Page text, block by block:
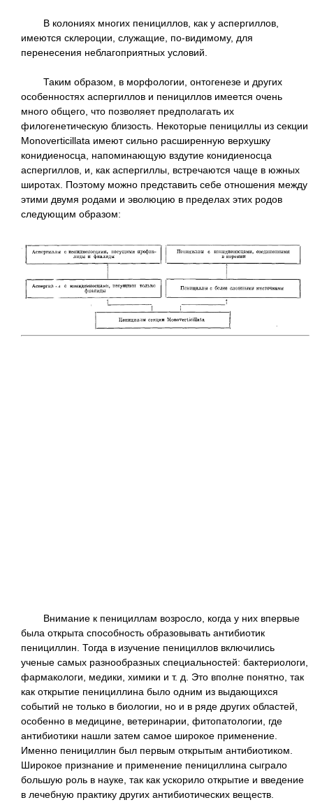
В колониях многих пенициллов, как у аспергиллов,
имеются склероции, служащие, по-видимому, для
перенесения неблагоприятных условий.
Таким образом, в морфологии, онтогенезе и других
особенностях аспергиллов и пенициллов имеется очень
много общего, что позволяет предполагать их
филогенетическую близость. Некоторые пенициллы из секции
Monoverticillata имеют сильно расширенную верхушку
конидиеносца, напоминающую вздутие конидиеносца
аспергиллов, и, как аспергиллы, встречаются чаще в южных
широтах. Поэтому можно представить себе отношения между
этими двумя родами и эволюцию в пределах этих родов
следующим образом:
Внимание к пенициллам возросло, когда у них впервые
была открыта способность образовывать антибиотик
пенициллин. Тогда в изучение пенициллов включились
ученые самых разнообразных специальностей: бактериологи,
фармакологи, медики, химики и т. д. Это вполне понятно, так
как открытие пенициллина было одним из выдающихся
событий не только в биологии, но и в ряде других областей,
особенно в медицине, ветеринарии, фитопатологии, где
антибиотики нашли затем самое широкое применение.
Именно пенициллин был первым открытым антибиотиком.
Широкое признание и применение пенициллина сыграло
большую роль в науке, так как ускорило открытие и введение
в лечебную практику других антибиотических веществ.